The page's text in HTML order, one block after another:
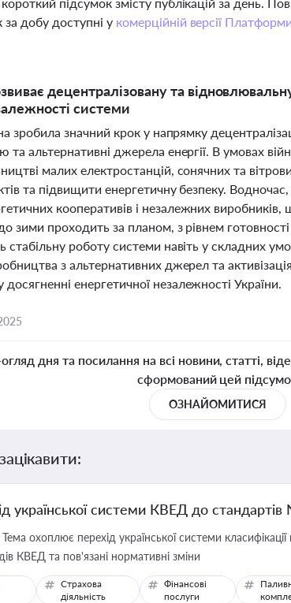
добу доступні у комерційній версії
децентралізовану та
системи
зробила значний крок у напрямку
та альтернативні джерела енергії. В умовах
малих електростанцій, сонячних та
та підвищити енергетичну безпеку.
кооперативів і незалежних
зими проходить за планом, з рівнем
стабільну роботу системи навіть у складних
з альтернативних джерел та
енергетичної незалежності України.
дня та посилання на всі новини, статті,
сформований цей
ОЗНАЙОМИТИСЯ
української системи КВЕД до стандартів
Тема охоплює перехід української системи
КВЕД та пов'язані нормативні зміни
Страхова
діяльність
Фінансові
послуги